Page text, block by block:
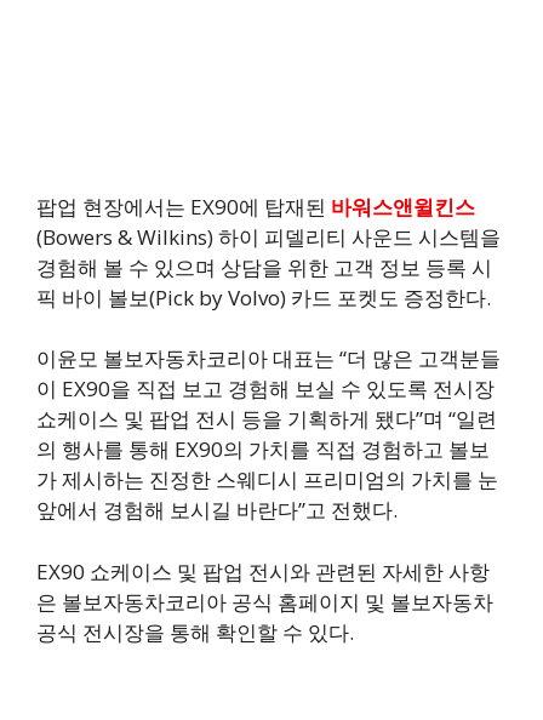
팝업 현장에서는 EX90에 탑재된 바워스앤윌킨스
(Bowers & Wilkins) 하이 피델리티 사운드 시스템을
경험해 볼 수 있으며 상담을 위한 고객 정보 등록 시
픽 바이 볼보(Pick by Volvo) 카드 포켓도 증정한다.
이윤모 볼보자동차코리아 대표는 “더 많은 고객분들
이 EX90을 직접 보고 경험해 보실 수 있도록 전시장
쇼케이스 및 팝업 전시 등을 기획하게 됐다”며 “일련
의 행사를 통해 EX90의 가치를 직접 경험하고 볼보
가 제시하는 진정한 스웨디시 프리미엄의 가치를 눈
앞에서 경험해 보시길 바란다”고 전했다.
EX90 쇼케이스 및 팝업 전시와 관련된 자세한 사항
은 볼보자동차코리아 공식 홈페이지 및 볼보자동차
공식 전시장을 통해 확인할 수 있다.